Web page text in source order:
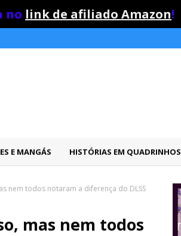
no link de afiliado Amazon!
E MANGÁS HISTÓRIAS EM QUADRINHOS
nem todos notaram a diferença do DLSS
mas nem todos